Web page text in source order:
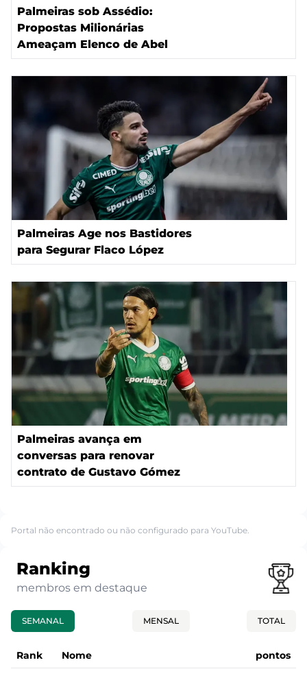
Palmeiras sob Assédio:
Propostas Milionárias
Ameaçam Elenco de Abel
Palmeiras Age nos Bastidores
para Segurar Flaco López
Palmeiras avança em
conversas para renovar
contrato de Gustavo Gómez
Portal não encontrado ou não configurado para YouTube.
Ranking
membros em destaque
SEMANAL MENSAL TOTAL
Rank Nome pontos